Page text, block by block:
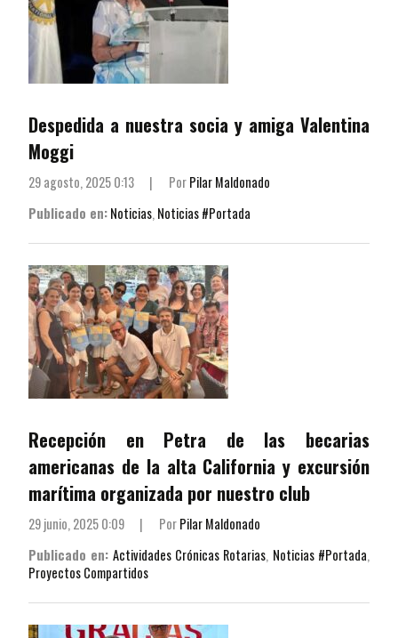
Despedida a nuestra socia y amiga Valentina
Moggi
29 agosto, 2025 0:13 | PorPilar Maldonado
Publicado en:Noticias, Noticias #Portada
Recepción en Petra de las becarias
americanas de la alta California y excursión
marítima organizada por nuestro club
29 junio, 2025 0:09 | PorPilar Maldonado
Publicado en: Actividades Crónicas Rotarias, Noticias #Portada,
Proyectos Compartidos